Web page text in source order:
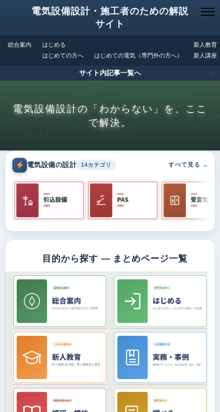
電気設備設計・施工者のための解説
サイト
総合案内
はじめる
はじめての方へ
はじめての電気（専門外の方へ）
新人教育
新人講座
サイト内記事一覧へ
電気設備設計の「わからない」を、ここ
で解決。
電気設備の設計 14カテゴリ すべて見る →